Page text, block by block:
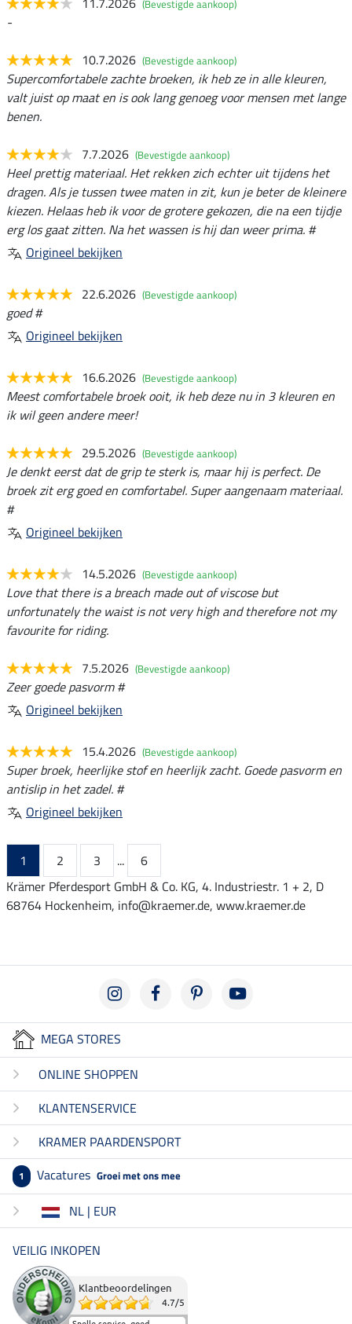
(Bevestigde aankoop)
-
10.7.2026 (Bevestigde aankoop)
Supercomfortabele zachte broeken, ik heb ze in alle kleuren,
valt juist op maat en is ook lang genoeg voor mensen met lange
benen.
7.7.2026 (Bevestigde aankoop)
Heel prettig materiaal. Het rekken zich echter uit tijdens het
dragen. Als je tussen twee maten in zit, kun je beter de kleinere
kiezen. Helaas heb ik voor de grotere gekozen, die na een tijdje
erg los gaat zitten. Na het wassen is hij dan weer prima. #
Origineel bekijken
22.6.2026 (Bevestigde aankoop)
goed #
Origineel bekijken
16.6.2026 (Bevestigde aankoop)
Meest comfortabele broek ooit, ik heb deze nu in 3 kleuren en
ik wil geen andere meer!
29.5.2026 (Bevestigde aankoop)
Je denkt eerst dat de grip te sterk is, maar hij is perfect. De
broek zit erg goed en comfortabel. Super aangenaam materiaal.
#
Origineel bekijken
14.5.2026 (Bevestigde aankoop)
Love that there is a breach made out of viscose but
unfortunately the waist is not very high and therefore not my
favourite for riding.
7.5.2026 (Bevestigde aankoop)
Zeer goede pasvorm #
Origineel bekijken
15.4.2026 (Bevestigde aankoop)
Super broek, heerlijke stof en heerlijk zacht. Goede pasvorm en
antislip in het zadel. #
Origineel bekijken
1 2 3 ...
6
Krämer Pferdesport GmbH & Co. KG, 4. Industriestr. 1 + 2, D
68764 Hockenheim, info@kraemer.de, www.kraemer.de
MEGA STORES
ONLINE SHOPPEN
KLANTENSERVICE
KRAMER PAARDENSPORT
1 Vacatures Groei met ons mee
NL | EUR
VEILIG INKOPEN
Klantbeoordelingen
4.7/5